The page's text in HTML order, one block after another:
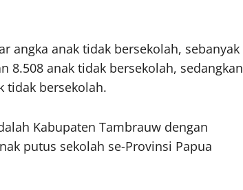
angka anak tidak bersekolah, sebanyak
8.508 anak tidak bersekolah, sedangkan
tidak bersekolah.
Kabupaten Tambrauw dengan
putus sekolah se-Provinsi Papua